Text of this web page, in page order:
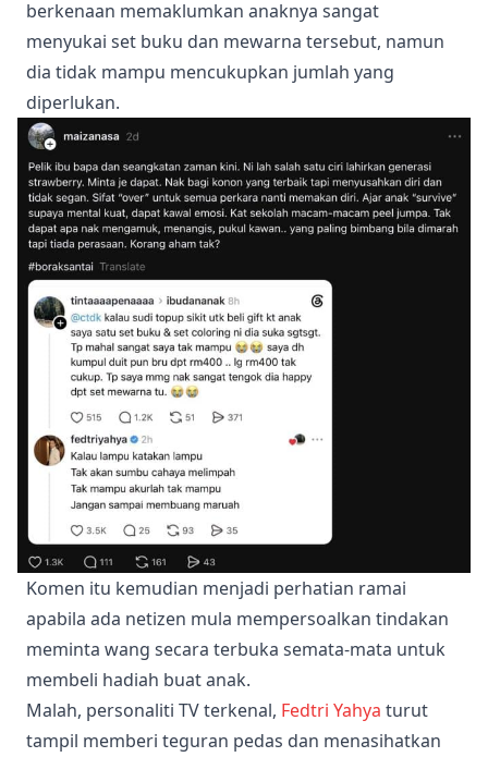
berkenaan memaklumkan anaknya sangat
menyukai set buku dan mewarna tersebut, namun
dia tidak mampu mencukupkan jumlah yang
diperlukan.
Komen itu kemudian menjadi perhatian ramai
apabila ada netizen mula mempersoalkan tindakan
meminta wang secara terbuka semata-mata untuk
membeli hadiah buat anak.
Malah, personaliti TV terkenal, Fedtri Yahya turut
tampil memberi teguran pedas dan menasihatkan